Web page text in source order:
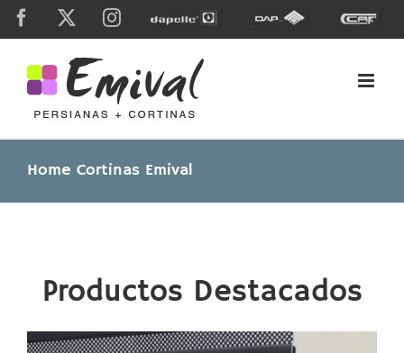
Skip
Facebook Instagram
Dapelle
Grupo
Dap
Caf
Home Cortinas Emival
Productos Destacados